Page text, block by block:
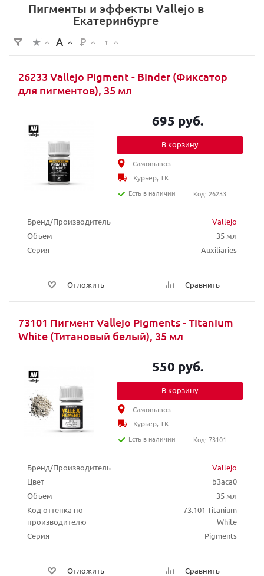
Пигменты и эффекты Vallejo в
Екатеринбурге
26233 Vallejo Pigment - Binder (Фиксатор
для пигментов), 35 мл
Бренд/Производитель
Vallejo
Объем
35 мл
Серия
Auxiliaries
Отложить Сравнить
695 руб.
В корзину
Самовывоз
Курьер, ТК
Есть в наличии
Код: 26233
73101 Пигмент Vallejo Pigments - Titanium
White (Титановый белый), 35 мл
Бренд/Производитель
Vallejo
Цвет
b3aca0
Объем
35 мл
Код оттенка по
производителю
73.101 Titanium
White
Серия
Pigments
Отложить Сравнить
550 руб.
В корзину
Самовывоз
Курьер, ТК
Есть в наличии
Код: 73101